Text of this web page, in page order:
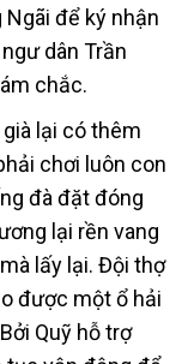
để ký nhận
dân Trần
chắc.
lại có thêm
chơi luôn con
đà đặt đóng
lại rền vang
lấy lại. Đội thợ
được một ổ hải
Quỹ hỗ trợ